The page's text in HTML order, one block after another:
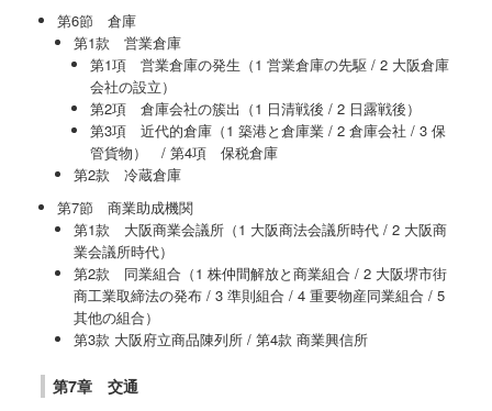
第6節 倉庫
第1款 営業倉庫
第1項 営業倉庫の発生（1 営業倉庫の先駆 / 2 大阪倉庫
会社の設立）
第2項 倉庫会社の簇出（1 日清戦後 / 2 日露戦後）
第3項 近代的倉庫（1 築港と倉庫業 / 2 倉庫会社 / 3 保
管貨物） / 第4項 保税倉庫
第2款 冷蔵倉庫
第7節 商業助成機関
第1款 大阪商業会議所（1 大阪商法会議所時代 / 2 大阪商
業会議所時代）
第2款 同業組合（1 株仲間解放と商業組合 / 2 大阪堺市街
商工業取締法の発布 / 3 準則組合 / 4 重要物産同業組合 / 5
其他の組合）
第3款 大阪府立商品陳列所 / 第4款 商業興信所
第7章 交通